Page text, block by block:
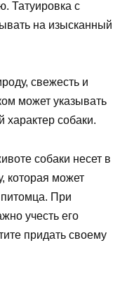
Татуировка с
на изысканный
свежесть и
может указывать
характер собаки.
собаки несет в
которая может
питомца. При
учесть его
придать своему